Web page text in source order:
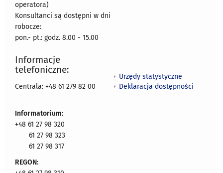
operatora)
Konsultanci są dostępni w dni
robocze:
pon.- pt.: godz. 8.00 - 15.00
Informacje
telefoniczne:
Centrala: +48 61 279 82 00
Informatorium:
+48 61 27 98 320
61 27 98 323
61 27 98 317
REGON:
Urzędy statystyczne
Deklaracja dostępności